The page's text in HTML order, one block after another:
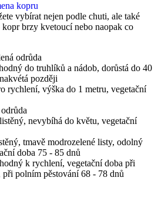
vybírat nejen podle chuti, ale také
brzy kvetoucí nebo naopak co
odrůda
do truhlíků a nádob, dorůstá do 40
později
rychlení, výška do 1 metru, vegetační
nevybíhá do květu, vegetační
tmavě modrozelené listy, odolný
doba 75 - 85 dnů
k rychlení, vegetační doba při
polním pěstování 68 - 78 dnů